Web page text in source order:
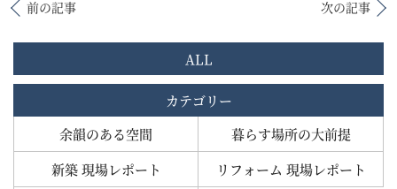
前の記事 次の記事
ALL
カテゴリー
余韻のある空間
暮らす場所の大前提
新築 現場レポート
リフォーム 現場レポート